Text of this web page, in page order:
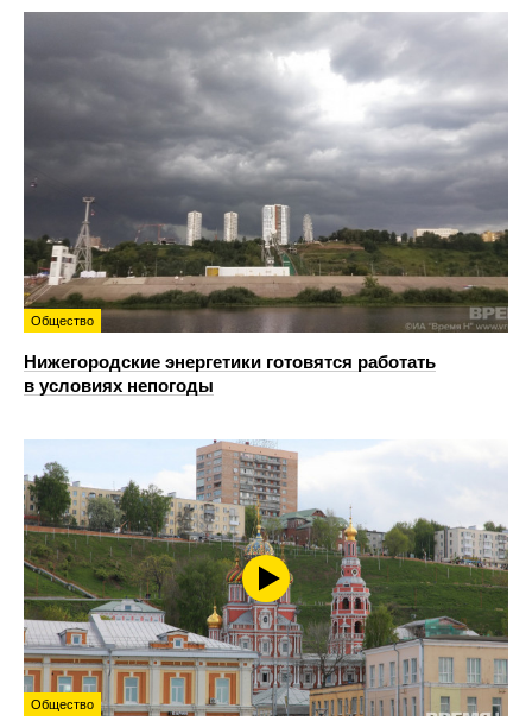
Общество
Нижегородские энергетики готовятся работать
в условиях непогоды
Общество